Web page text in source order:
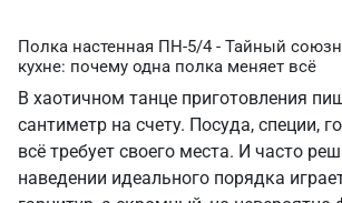
Полка настенная ПН-5/4 - Тайный
кухне: почему одна полка меняет всё
В хаотичном танце приготовления
сантиметр на счету. Посуда, специи,
всё требует своего места. И часто
наведении идеального порядка